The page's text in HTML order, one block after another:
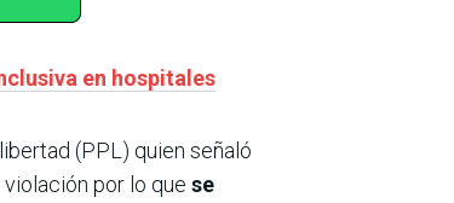
en hospitales
(PPL) quien señaló
por lo que se